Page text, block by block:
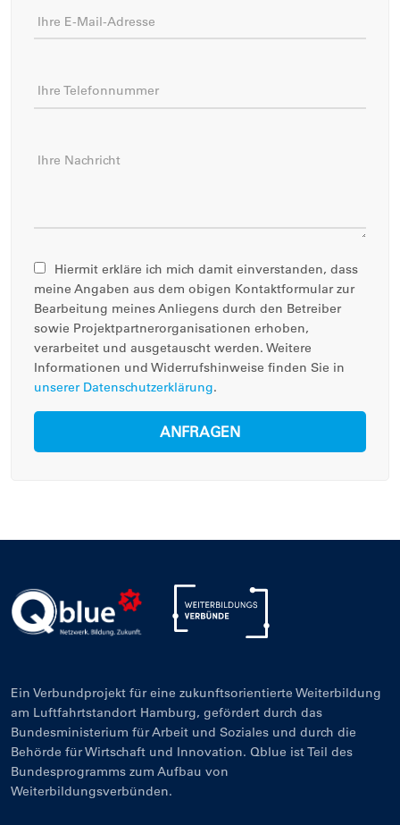
Ihre E-Mail-Adresse
Ihre Telefonnummer
Ihre Nachricht
Hiermit erkläre ich mich damit einverstanden, dass
meine Angaben aus dem obigen Kontaktformular zur
Bearbeitung meines Anliegens durch den Betreiber
sowie Projektpartnerorganisationen erhoben,
verarbeitet und ausgetauscht werden. Weitere
Informationen und Widerrufshinweise finden Sie in
unserer Datenschutzerklärung.
ANFRAGEN
Ein Verbundprojekt für eine zukunftsorientierte Weiterbildung
am Luftfahrtstandort Hamburg, gefördert durch das
Bundesministerium für Arbeit und Soziales und durch die
Behörde für Wirtschaft und Innovation. Qblue ist Teil des
Bundesprogramms zum Aufbau von
Weiterbildungsverbünden.